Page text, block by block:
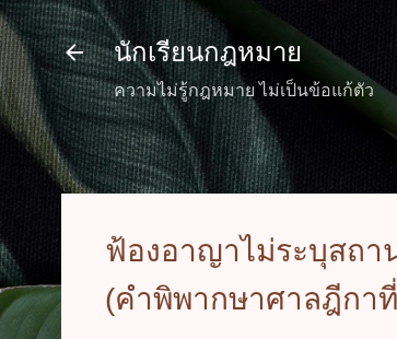
นักเรียนกฎหมาย
ความไม่รู้กฎหมาย ไม่เป็นข้อแก้ตัว
ฟ้องอาญาไม่ระบุสถา
(คำพิพากษาศาลฎีกา